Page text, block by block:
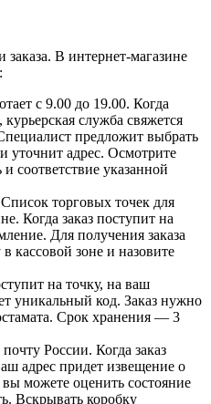
В интернет-магазине
с 9.00 до 19.00. Когда
служба свяжется
предложит выбрать
уточнит адрес. Осмотрите
соответствие указанной
торговых точек для
Когда заказ поступит на
Для получения заказа
кассовой зоне и назовите
на точку, на ваш
уникальный код. Заказ нужно
Срок хранения — 3
России. Когда заказ
адрес придет извещение о
можете оценить состояние
Вскрывать коробку